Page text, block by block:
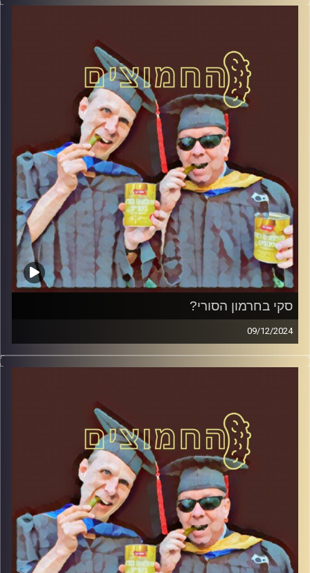
דוד ופרופסור גלעד הירשברגר
קרדיט תמונות:AudioVersity
סקי בחרמון הסורי?
09/12/2024
המערכת הפוליטית על ספת הפסיכולוג, עם פרופסור בועז בן-
דוד ופרופסור גלעד הירשברגר.